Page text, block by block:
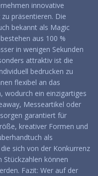
innovative
präsentieren. Die
bekannt als Magic
aus 100 %
in wenigen Sekunden
attraktiv ist die
bedrucken zu
flexibel an das
wodurch ein einzigartiges
Messeartikel oder
garantiert für
kreativer Formen und
als
sich von der Konkurrenz
Stückzahlen können
Fazit: Wer auf der